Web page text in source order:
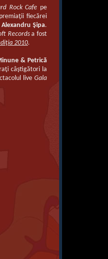
Rock Cafe pe
fiecărei
Alexandru Şipa.
Recordsa fost
2010.
& Petrică
câştigători la
live Gala